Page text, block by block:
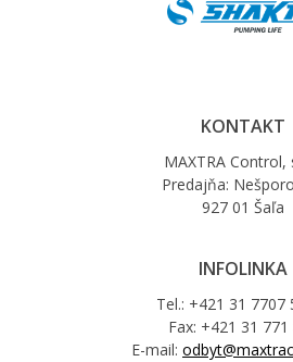
KONTAKT
MAXTRA Control,
Predajňa:
927 01 Šaľa
INFOLINKA
Tel.: +421 31 7707
Fax: +421 31 771
E-mail: